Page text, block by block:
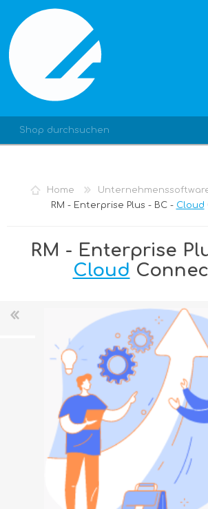
REGISTRIERUNG
ANMELDEN
Home
RM - Enterprise Plus - BC - Cloud
RM - Enterprise
Cloud